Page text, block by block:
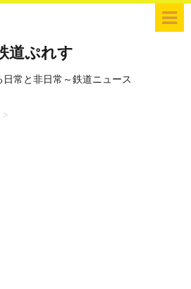
道ぷれす
常と非日常～鉄道ニュース
>